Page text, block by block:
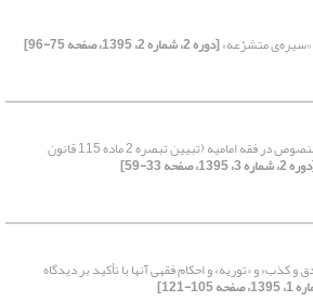
«سیر‌ه‌ی متشرّعه»[دوره 2، شماره 2، 1395، صفحه 75-96]
واکاوی مصادیق تعزیرات منصوص در فقه امامیه (تبیین تبصره 2 ماده 115 قانون
3، 1395، صفحه 33-59]
کذب» و «توریه» و احکام فقهی آنها با تأکید بر دیدگاه